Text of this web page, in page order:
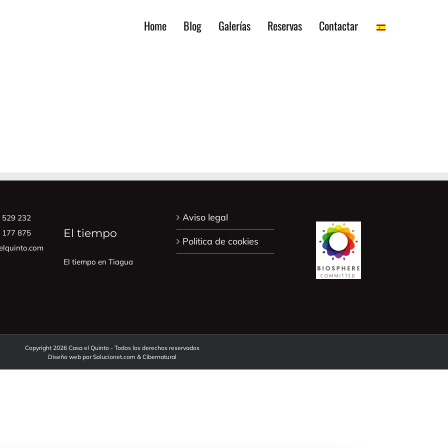
Home Blog Galerías Reservas Contactar
529 232
177 875
El tiempo
El tiempo en Tiagua
Aviso legal
Politica de cookies
Copyright 2026 Casa el Quinto - Todos los derechos reservados
Diseño web porSolucionet.com & Cibernatural